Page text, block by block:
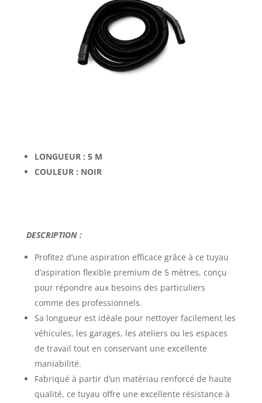
LONGUEUR : 5 M
COULEUR : NOIR
DESCRIPTION :
Profitez d’une aspiration efficace grâce à ce tuyau
d’aspiration flexible premium de 5 mètres, conçu
pour répondre aux besoins des particuliers
comme des professionnels.
Sa longueur est idéale pour nettoyer facilement les
véhicules, les garages, les ateliers ou les espaces
de travail tout en conservant une excellente
maniabilité.
Fabriqué à partir d’un matériau renforcé de haute
qualité, ce tuyau offre une excellente résistance à